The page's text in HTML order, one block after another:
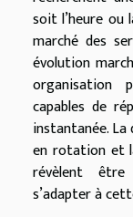
soit l’heure ou
marché des
évolution
organisation
capables de
instantanée. La
en rotation et
révèlent
s’adapter à